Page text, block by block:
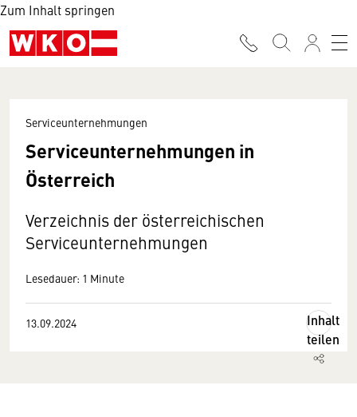
Zum Inhalt springen
Serviceunternehmungen
Serviceunternehmungen in
Österreich
Verzeichnis der österreichischen
Serviceunternehmungen
Lesedauer: 1 Minute
13.09.2024
Inhalt
teilen